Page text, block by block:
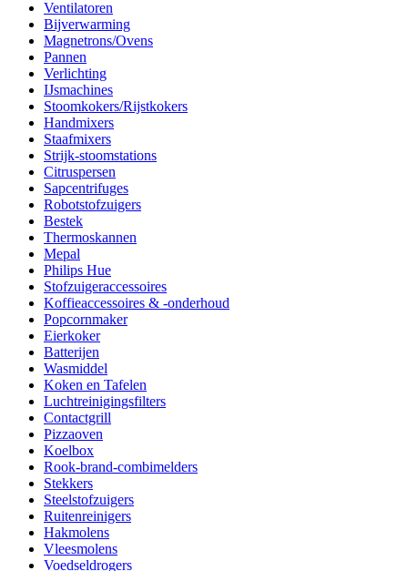
Ventilatoren
Bijverwarming
Magnetrons/Ovens
Pannen
Verlichting
IJsmachines
Stoomkokers/Rijstkokers
Handmixers
Staafmixers
Strijk-stoomstations
Citruspersen
Sapcentrifuges
Robotstofzuigers
Bestek
Thermoskannen
Mepal
Philips Hue
Stofzuigeraccessoires
Koffieaccessoires & -onderhoud
Popcornmaker
Eierkoker
Batterijen
Wasmiddel
Koken en Tafelen
Luchtreinigingsfilters
Contactgrill
Pizzaoven
Koelbox
Rook-brand-combimelders
Stekkers
Steelstofzuigers
Ruitenreinigers
Hakmolens
Vleesmolens
Voedseldrogers